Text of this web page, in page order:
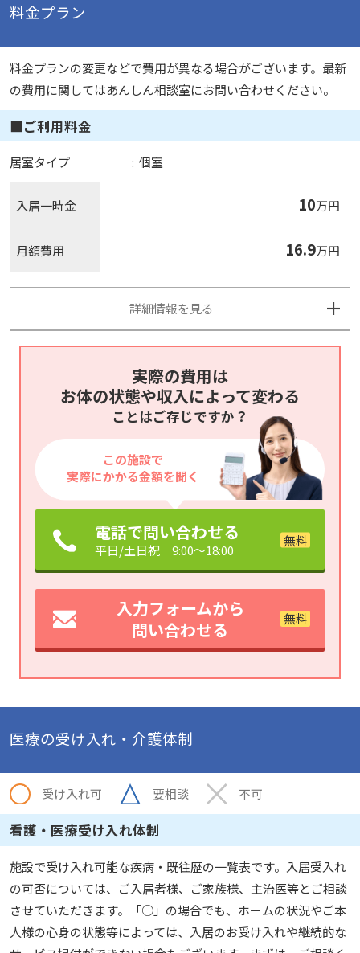
料金プラン
料金プランの変更などで費用が異なる場合がございます。最新
の費用に関してはあんしん相談室にお問い合わせください。
■ご利用料金
居室タイプ : 個室
入居一時金 10万円
月額費用 16.9万円
詳細情報を見る
実際の費用は
お体の状態や収入によって変わる
ことはご存じですか？
この施設で
実際にかかる金額を聞く
電話で問い合わせる
平日/土日祝 9:00～18:00
入力フォームから
問い合わせる
医療の受け入れ・介護体制
受け入れ可 要相談 不可
看護・医療受け入れ体制
施設で受け入れ可能な疾病・既往歴の一覧表です。入居受入れ
の可否については、ご入居者様、ご家族様、主治医等とご相談
させていただきます。「○」の場合でも、ホームの状況やご本
人様の心身の状態等によっては、入居のお受け入れや継続的な